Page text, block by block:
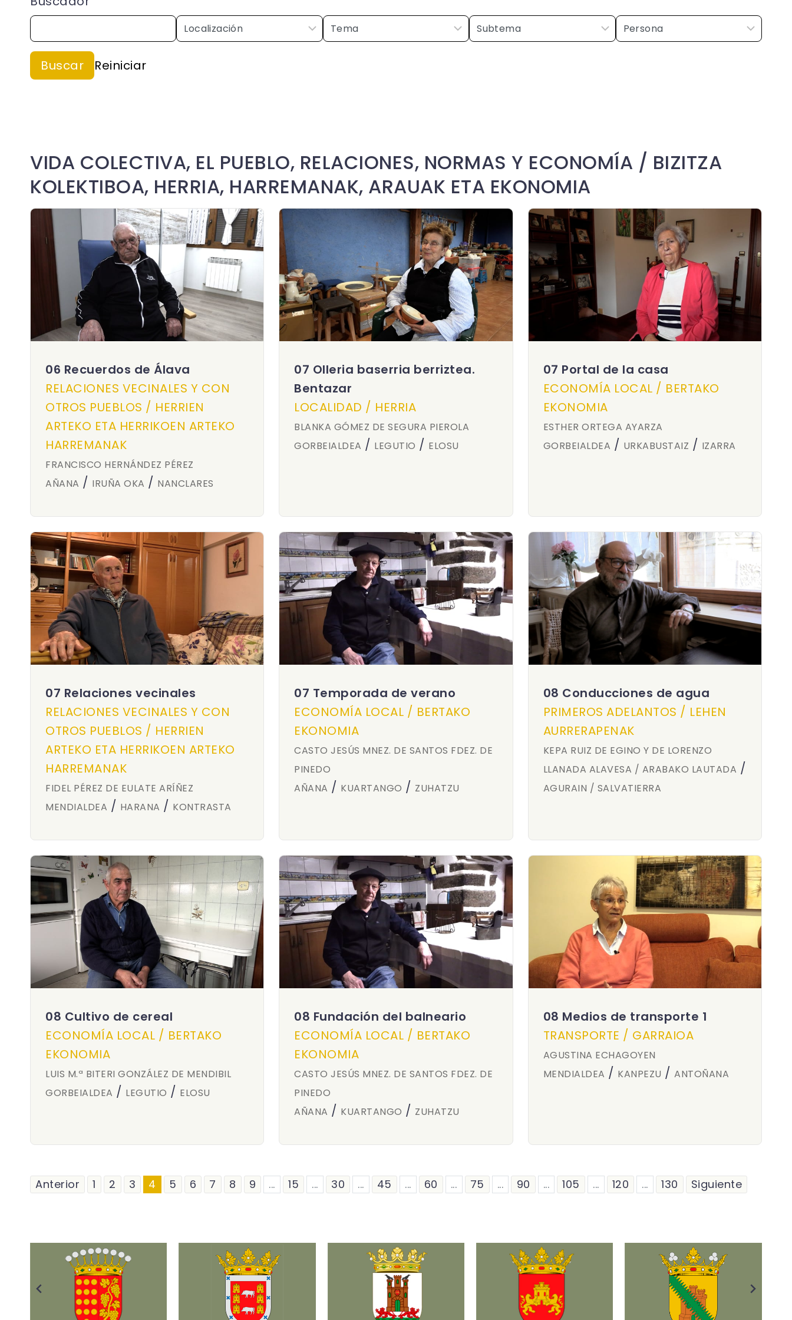
VIDA COLECTIVA, EL PUEBLO, RELACIONES, NORMAS Y ECONOMÍA / BIZITZA
KOLEKTIBOA, HERRIA, HARREMANAK, ARAUAK ETA EKONOMIA
06 Recuerdos de Álava
RELACIONES VECINALES Y CON
OTROS PUEBLOS / HERRIEN
ARTEKO ETA HERRIKOEN ARTEKO
HARREMANAK
FRANCISCO HERNÁNDEZ PÉREZ
AÑANA / IRUÑA OKA / NANCLARES
07 Olleria baserria berriztea.
Bentazar
LOCALIDAD / HERRIA
BLANKA GÓMEZ DE SEGURA PIEROLA
GORBEIALDEA / LEGUTIO / ELOSU
07 Portal de la casa
ECONOMÍA LOCAL / BERTAKO
EKONOMIA
ESTHER ORTEGA AYARZA
GORBEIALDEA / URKABUSTAIZ / IZARRA
07 Relaciones vecinales
RELACIONES VECINALES Y CON
OTROS PUEBLOS / HERRIEN
ARTEKO ETA HERRIKOEN ARTEKO
HARREMANAK
FIDEL PÉREZ DE EULATE ARÍÑEZ
MENDIALDEA / HARANA / KONTRASTA
07 Temporada de verano
ECONOMÍA LOCAL / BERTAKO
EKONOMIA
CASTO JESÚS MNEZ. DE SANTOS FDEZ. DE
PINEDO
AÑANA / KUARTANGO / ZUHATZU
08 Conducciones de agua
PRIMEROS ADELANTOS / LEHEN
AURRERAPENAK
KEPA RUIZ DE EGINO Y DE LORENZO
LLANADA ALAVESA / ARABAKO LAUTADA /
AGURAIN / SALVATIERRA
08 Cultivo de cereal
ECONOMÍA LOCAL / BERTAKO
EKONOMIA
LUIS M.ª BITERI GONZÁLEZ DE MENDIBIL
GORBEIALDEA / LEGUTIO / ELOSU
08 Fundación del balneario
ECONOMÍA LOCAL / BERTAKO
EKONOMIA
CASTO JESÚS MNEZ. DE SANTOS FDEZ. DE
PINEDO
AÑANA / KUARTANGO / ZUHATZU
08 Medios de transporte 1
TRANSPORTE / GARRAIOA
AGUSTINA ECHAGOYEN
MENDIALDEA / KANPEZU /ANTOÑANA
Anterior 1 2 3 4 5 6 7 8 9 ... 15 ... 30 ... 45 ... 60 ... 75 ... 90 ... 105 ... 120 ... 130 Siguiente